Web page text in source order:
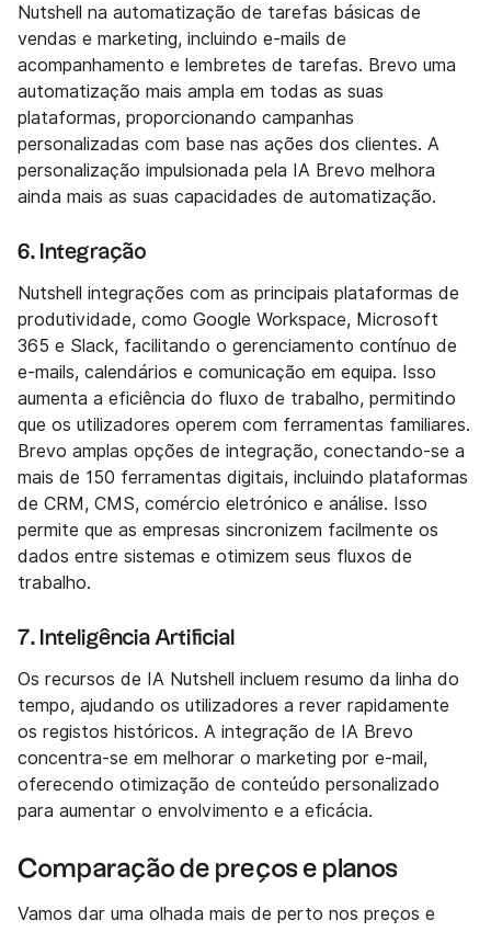
Nutshell na automatização de tarefas básicas de
vendas e marketing, incluindo e-mails de
acompanhamento e lembretes de tarefas. Brevo uma
automatização mais ampla em todas as suas
plataformas, proporcionando campanhas
personalizadas com base nas ações dos clientes. A
personalização impulsionada pela IA Brevo melhora
ainda mais as suas capacidades de automatização.
6. Integração
Nutshell integrações com as principais plataformas de
produtividade, como Google Workspace, Microsoft
365 e Slack, facilitando o gerenciamento contínuo de
e-mails, calendários e comunicação em equipa. Isso
aumenta a eficiência do fluxo de trabalho, permitindo
que os utilizadores operem com ferramentas familiares.
Brevo amplas opções de integração, conectando-se a
mais de 150 ferramentas digitais, incluindo plataformas
de CRM, CMS, comércio eletrónico e análise. Isso
permite que as empresas sincronizem facilmente os
dados entre sistemas e otimizem seus fluxos de
trabalho.
7. Inteligência Artificial
Os recursos de IA Nutshell incluem resumo da linha do
tempo, ajudando os utilizadores a rever rapidamente
os registos históricos. A integração de IA Brevo
concentra-se em melhorar o marketing por e-mail,
oferecendo otimização de conteúdo personalizado
para aumentar o envolvimento e a eficácia.
Comparação de preços e planos
Vamos dar uma olhada mais de perto nos preços e